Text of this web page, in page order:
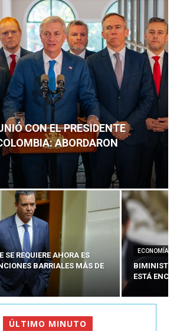
CON EL PRESIDENTE
ABORDARON
SE REQUIERE AHORA ES
BARRIALES MÁS DE
ECONOMÍA
BIMINISTRO
ESTÁ
ÚLTIMO MINUTO